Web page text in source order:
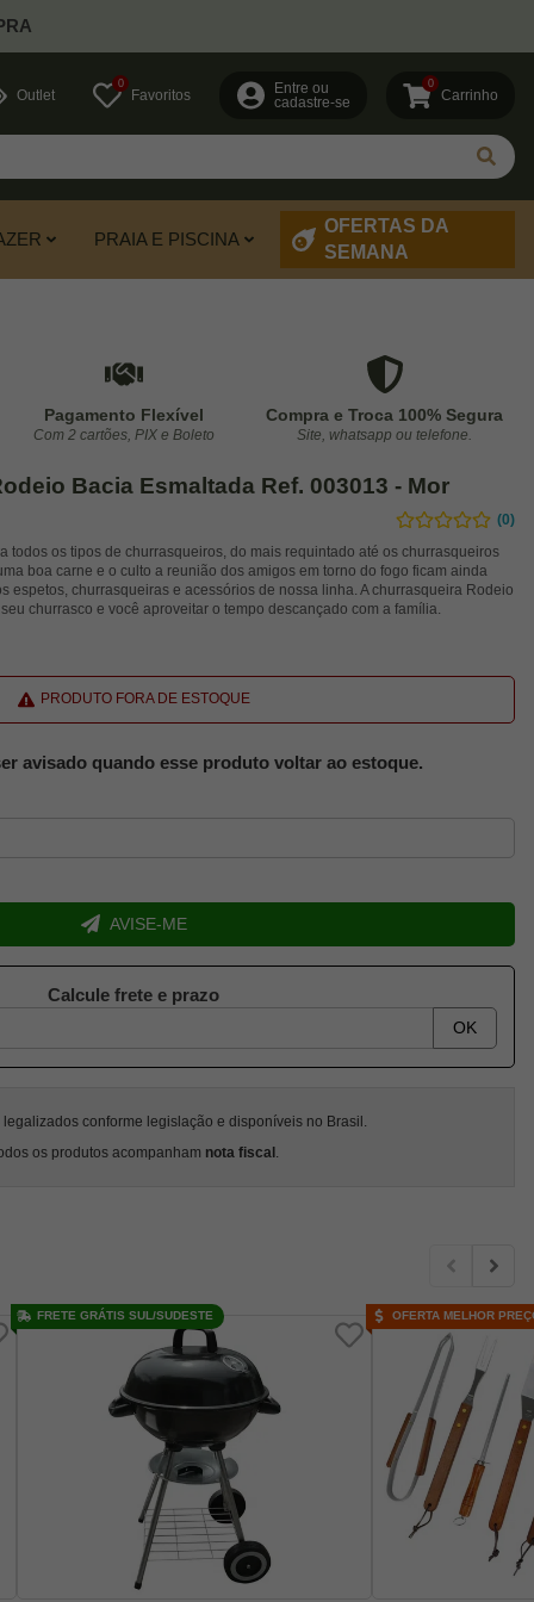
Outlet
0
Favoritos
Entre ou
cadastre-se
0
Carrinho
PRAIA E PISCINA
OFERTAS DA
SEMANA
Pagamento Flexível
Com 2 cartões, PIX e Boleto
Compra e Troca 100% Segura
Site, whatsapp ou telefone.
Bacia Esmaltada Ref. 003013 - Mor
(0)
todos os tipos de churrasqueiros, do mais requintado até os churrasqueiros
boa carne e o culto a reunião dos amigos em torno do fogo ficam ainda
espetos, churrasqueiras e acessórios de nossa linha. A churrasqueira Rodeio
churrasco e você aproveitar o tempo descançado com a família.
PRODUTO FORA DE ESTOQUE
avisado quando esse produto voltar ao estoque.
AVISE-ME
Calcule frete e prazo
OK
legalizados conforme legislação e disponíveis no Brasil.
os produtos acompanham nota fiscal .
FRETE GRÁTIS SUL/SUDESTE OFERTA MELHOR